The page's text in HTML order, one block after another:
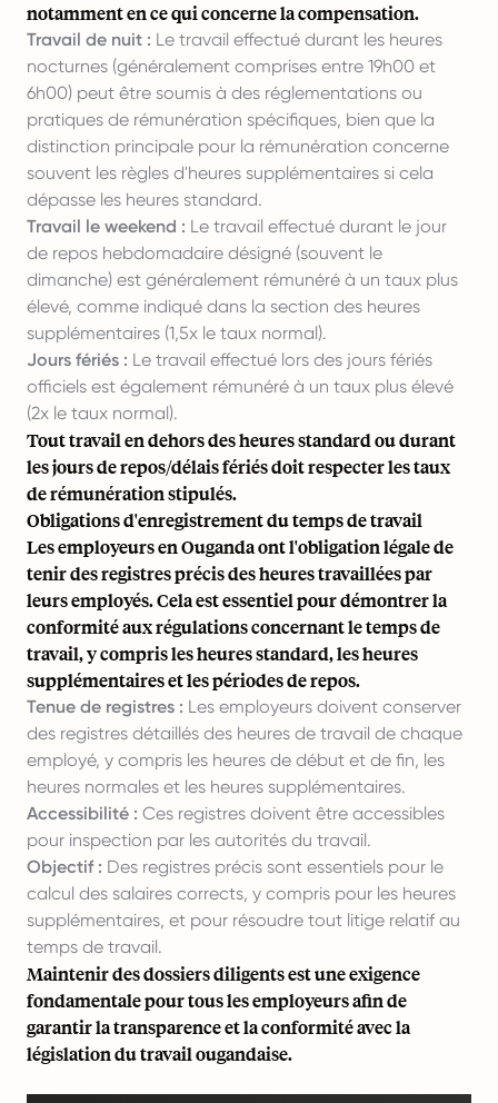
notamment en ce qui concerne la compensation.
Travail de nuit : Le travail effectué durant les heures
nocturnes (généralement comprises entre 19h00 et
6h00) peut être soumis à des réglementations ou
pratiques de rémunération spécifiques, bien que la
distinction principale pour la rémunération concerne
souvent les règles d'heures supplémentaires si cela
dépasse les heures standard.
Travail le weekend : Le travail effectué durant le jour
de repos hebdomadaire désigné (souvent le
dimanche) est généralement rémunéré à un taux plus
élevé, comme indiqué dans la section des heures
supplémentaires (1,5x le taux normal).
Jours fériés : Le travail effectué lors des jours fériés
officiels est également rémunéré à un taux plus élevé
(2x le taux normal).
Tout travail en dehors des heures standard ou durant
les jours de repos/délais fériés doit respecter les taux
de rémunération stipulés.
Obligations d'enregistrement du temps de travail
Les employeurs en Ouganda ont l'obligation légale de
tenir des registres précis des heures travaillées par
leurs employés. Cela est essentiel pour démontrer la
conformité aux régulations concernant le temps de
travail, y compris les heures standard, les heures
supplémentaires et les périodes de repos.
Tenue de registres : Les employeurs doivent conserver
des registres détaillés des heures de travail de chaque
employé, y compris les heures de début et de fin, les
heures normales et les heures supplémentaires.
Accessibilité : Ces registres doivent être accessibles
pour inspection par les autorités du travail.
Objectif : Des registres précis sont essentiels pour le
calcul des salaires corrects, y compris pour les heures
supplémentaires, et pour résoudre tout litige relatif au
temps de travail.
Maintenir des dossiers diligents est une exigence
fondamentale pour tous les employeurs afin de
garantir la transparence et la conformité avec la
législation du travail ougandaise.